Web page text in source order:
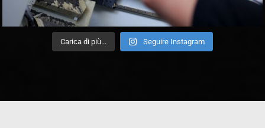
Carica di più... Seguire Instagram